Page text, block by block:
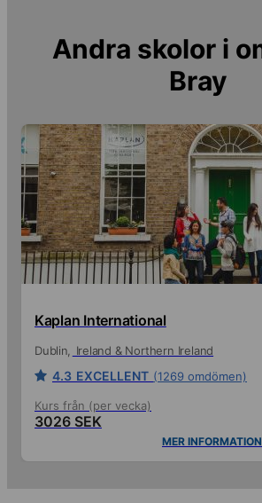
Andra skolor i
Bray
Kaplan International
Dublin Ireland & Northern Ireland
4.3 EXCELLENT (1269 omdömen)
Kurs från (per vecka)
3026 SEK
MER INFORMATION